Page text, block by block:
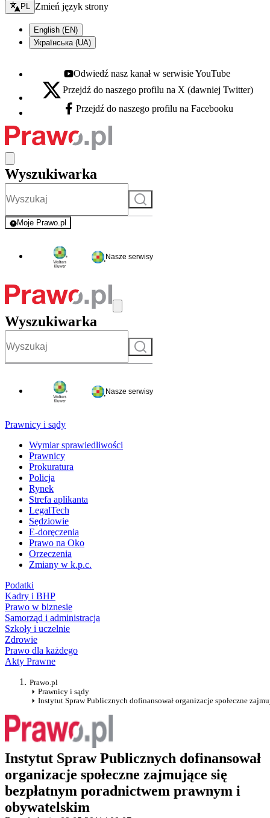
Zmień język - bieżący:
PL Zmień język strony
English (EN)
Українська (UA)
Youtube - otwiera się w nowej karcie
Odwiedź nasz kanał w serwisie YouTube
X - otwiera się w nowej karcie
Przejdź do naszego profilu na X (dawniej Twitter)
Facebook - otwiera się w nowej karcie
Przejdź do naszego profilu na Facebooku
Wyszukiwarka
Szukaj
Moje Prawo.pl
- rejestracja i logowanie do serwisu
Nasze serwisy
Wyszukiwarka
Szukaj
Nasze serwisy
Prawnicy i sądy
Wymiar sprawiedliwości
Prawnicy
Prokuratura
Policja
Rynek
Strefa aplikanta
LegalTech
Sędziowie
E-doręczenia
Prawo na Oko
Orzeczenia
Zmiany w k.p.c.
Podatki
Kadry i BHP
Prawo w biznesie
Samorząd i administracja
Szkoły i uczelnie
Zdrowie
Prawo dla każdego
Akty Prawne
Prawo.pl
Prawnicy i sądy
Instytut Spraw Publicznych dofinansował organizacje społeczne
Instytut Spraw Publicznych dofinansował
organizacje społeczne zajmujące się
bezpłatnym poradnictwem prawnym i
obywatelskim